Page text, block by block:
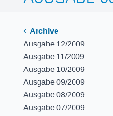
Archive
Ausgabe 12/2009
Ausgabe 11/2009
Ausgabe 10/2009
Ausgabe 09/2009
Ausgabe 08/2009
Ausgabe 07/2009